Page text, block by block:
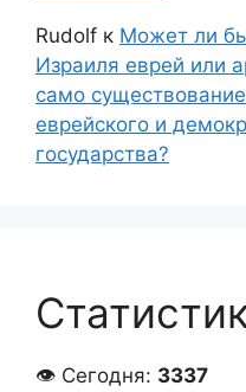
Rudolf к Может ли
Израиля еврей или
само
еврейского и
государства?
👁 Сегодня: 3337